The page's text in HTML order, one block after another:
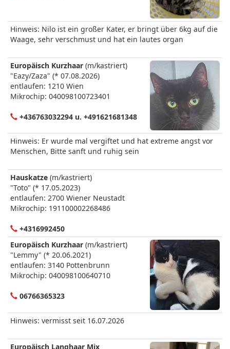
Hinweis: Nilo ist ein großer Kater, er bringt über 6kg auf die
Waage, sehr verschmust und hat ein lautes organ
Europäisch Kurzhaar (m/kastriert)
"Eazy/Zaza" (* 07.08.2026)
entlaufen: 1210 Wien
Mikrochip: 040098100723401
+436763032294 u. +491621681348
Hinweis: Er wurde mal vergiftet und hat extreme angst vor
Menschen, Bitte sanft und ruhig sein
Hauskatze (m/kastriert)
"Toto" (* 17.05.2023)
entlaufen: 2700 Wiener Neustadt
Mikrochip: 191100002268486
+4316992450
Europäisch Kurzhaar (m/kastriert)
"Lemmy" (* 20.06.2021)
entlaufen: 3140 Pottenbrunn
Mikrochip: 040098100640710
06766365323
Hinweis: vermisst seit 16.07.2026
Europäisch Langhaar Mix